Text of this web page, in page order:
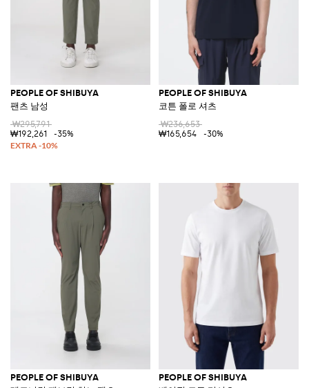
PEOPLE OF SHIBUYA
팬츠 남성
₩295,791
₩192,261
-35%
PEOPLE OF SHIBUYA
코튼 폴로 셔츠
₩236,653
₩165,654
-30%
PEOPLE OF SHIBUYA PEOPLE OF SHIBUYA